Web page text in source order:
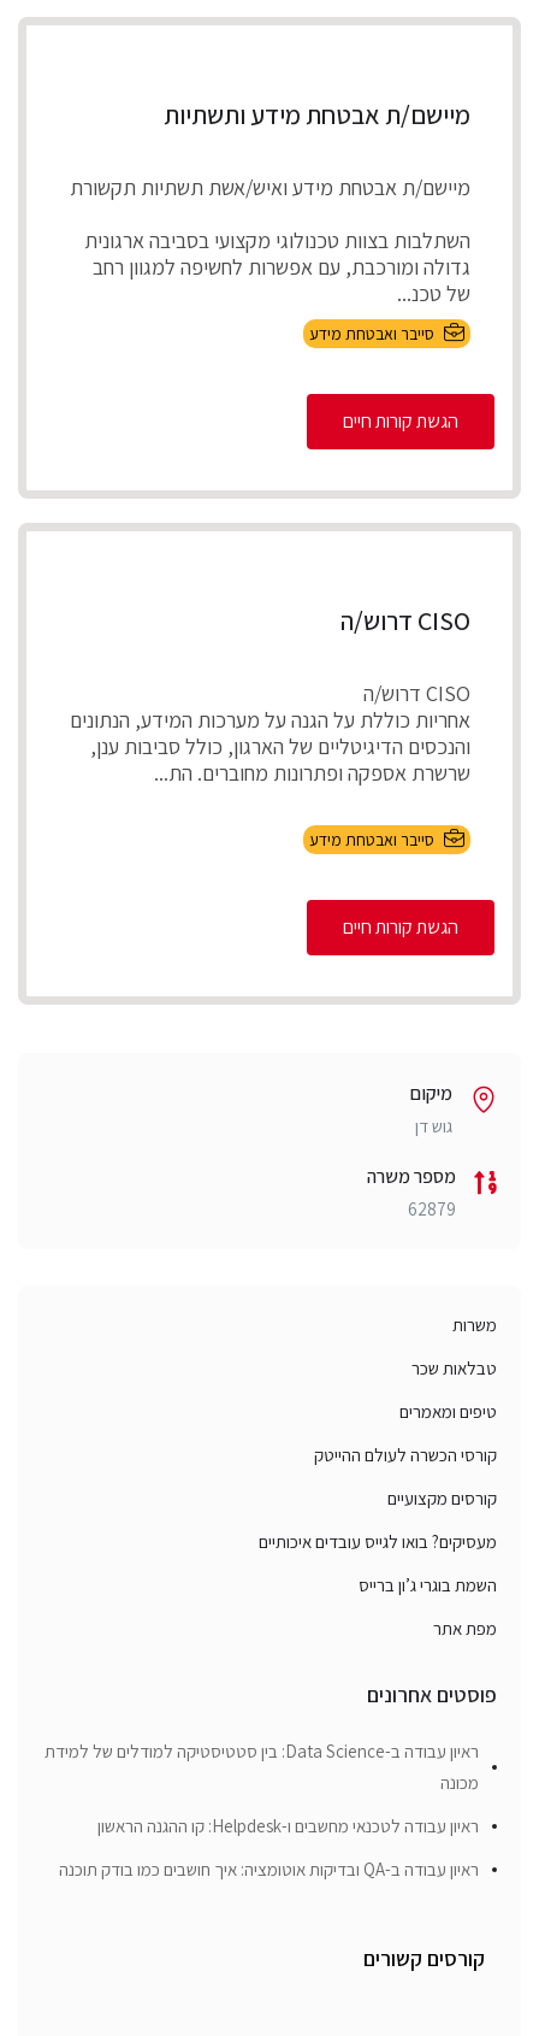
מיישם/ת אבטחת מידע ותשתיות
מיישם/ת אבטחת מידע ואיש/אשת תשתיות תקשורת
השתלבות בצוות טכנולוגי מקצועי בסביבה ארגונית
גדולה ומורכבת, עם אפשרות לחשיפה למגוון רחב
של טכנ...
סייבר ואבטחת מידע
הגשת קורות חיים
CISO דרוש/ה
CISO דרוש/ה
אחריות כוללת על הגנה על מערכות המידע, הנתונים
והנכסים הדיגיטליים של הארגון, כולל סביבות ענן,
שרשרת אספקה ופתרונות מחוברים. הת...
סייבר ואבטחת מידע
הגשת קורות חיים
מיקום
גוש דן
מספר משרה
62879
משרות
טבלאות שכר
טיפים ומאמרים
קורסי הכשרה לעולם ההייטק
קורסים מקצועיים
מעסיקים? בואו לגייס עובדים איכותיים
השמת בוגרי ג’ון ברייס
מפת אתר
פוסטים אחרונים
ראיון עבודה ב-Data Science: בין סטטיסטיקה למודלים של למידת
מכונה
ראיון עבודה לטכנאי מחשבים ו-Helpdesk: קו ההגנה הראשון
ראיון עבודה ב-QA ובדיקות אוטומציה: איך חושבים כמו בודק תוכנה
קורסים קשורים